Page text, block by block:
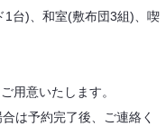
1台)、和室(敷布団3組)、喫
用意いたします。
は予約完了後、ご連絡く